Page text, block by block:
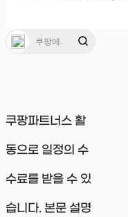
쿠팡파트너스 활
동으로 일정의 수
수료를 받을 수 있
습니다. 본문 설명